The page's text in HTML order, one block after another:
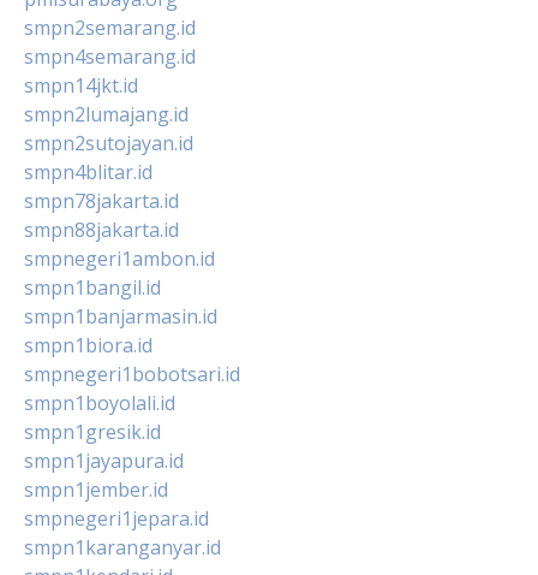
smpn2semarang.id
smpn4semarang.id
smpn14jkt.id
smpn2lumajang.id
smpn2sutojayan.id
smpn4blitar.id
smpn78jakarta.id
smpn88jakarta.id
smpnegeri1ambon.id
smpn1bangil.id
smpn1banjarmasin.id
smpn1biora.id
smpnegeri1bobotsari.id
smpn1boyolali.id
smpn1gresik.id
smpn1jayapura.id
smpn1jember.id
smpnegeri1jepara.id
smpn1karanganyar.id